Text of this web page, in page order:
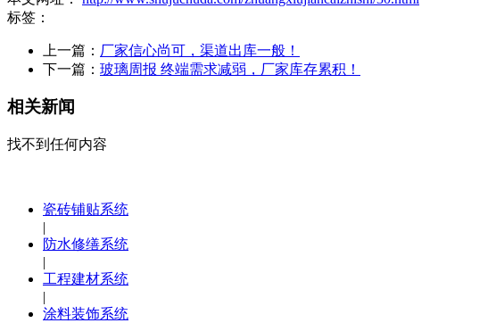
标签：
上一篇： 厂家信心尚可，渠道出库一般！
下一篇： 玻璃周报 终端需求减弱，厂家库存累积！
相关新闻
找不到任何内容
瓷砖铺贴系统
|
防水修缮系统
|
工程建材系统
|
涂料装饰系统